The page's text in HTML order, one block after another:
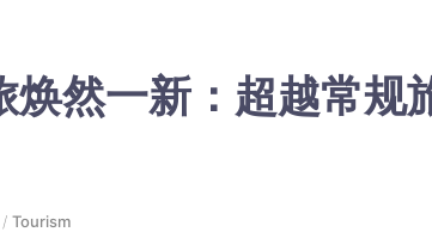
然一新：超越常规
/ Tourism